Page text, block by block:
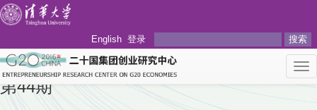
English 登录 搜索
第44期